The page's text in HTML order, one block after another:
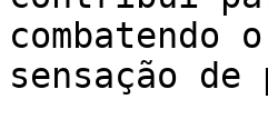
combatendo
sensação